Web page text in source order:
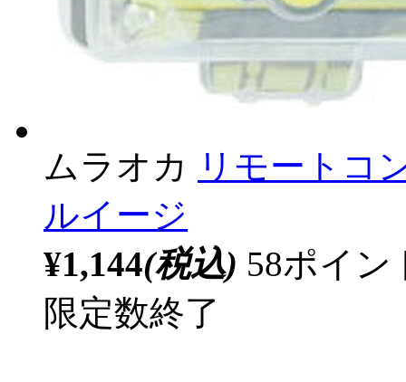
ムラオカ
リモートコ
ルイージ
¥1,144(税込) 58ポイ
限定数終了